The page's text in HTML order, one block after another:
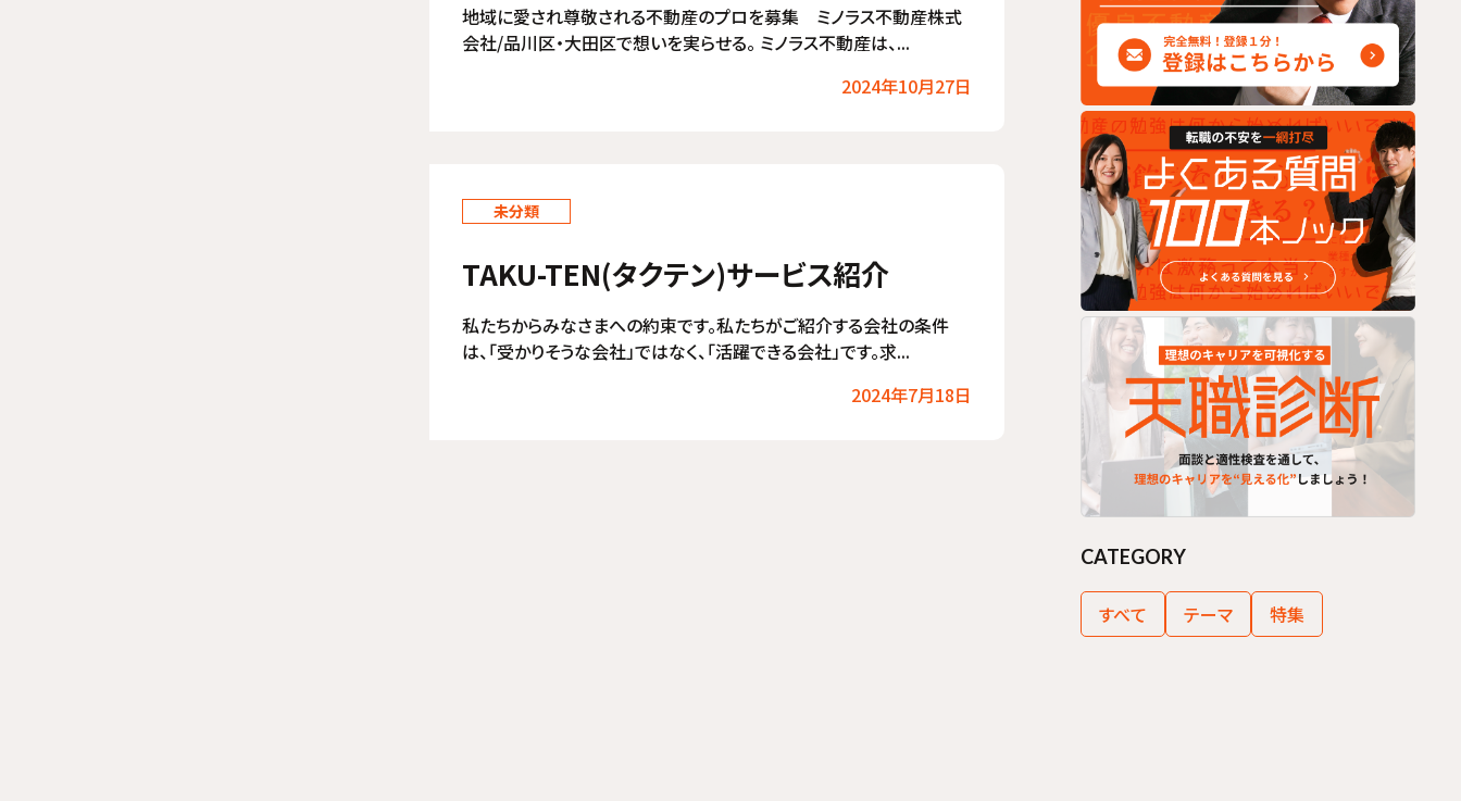
地域に愛され尊敬される不動産のプロを募集 ミノラス不動産株式
会社/品川区・大田区で想いを実らせる。 ミノラス不動産は、...
2024年10月27日
未分類
TAKU-TEN(タクテン)サービス紹介
私たちからみなさまへの約束です。私たちがご紹介する会社の条件
は、「受かりそうな会社」ではなく、「活躍できる会社」です。求...
2024年7月18日
CATEGORY
すべて テーマ 特集